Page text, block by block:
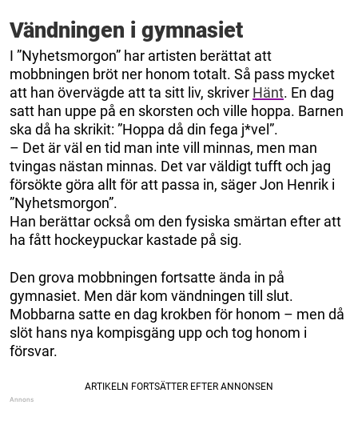
Vändningen i gymnasiet
I ”Nyhetsmorgon” har artisten berättat att
mobbningen bröt ner honom totalt. Så pass mycket
att han övervägde att ta sitt liv, skriver Hänt. En dag
satt han uppe på en skorsten och ville hoppa. Barnen
ska då ha skrikit: ”Hoppa då din fega j*vel”.
– Det är väl en tid man inte vill minnas, men man
tvingas nästan minnas. Det var väldigt tufft och jag
försökte göra allt för att passa in, säger Jon Henrik i
”Nyhetsmorgon”.
Han berättar också om den fysiska smärtan efter att
ha fått hockeypuckar kastade på sig.
Den grova mobbningen fortsatte ända in på
gymnasiet. Men där kom vändningen till slut.
Mobbarna satte en dag krokben för honom – men då
slöt hans nya kompisgäng upp och tog honom i
försvar.